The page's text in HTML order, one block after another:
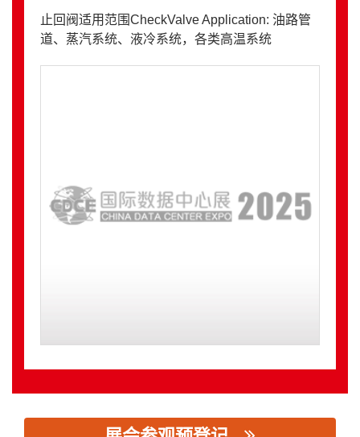
止回阀适用范围CheckValve Application: 油路管
道、蒸汽系统、液冷系统，各类高温系统